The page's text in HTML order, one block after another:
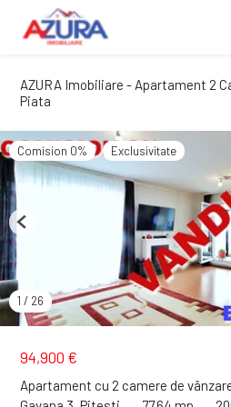
AZURA Imobiliare - Apartament 2
Piata
94,900 €
Apartament cu 2 camere de
Comision 0% Exclusivitate
1 / 26
Previous